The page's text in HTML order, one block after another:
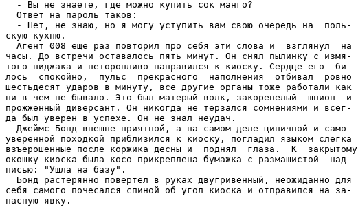
  - Вы не знаете, где можно купить сок манго?
  Ответ на пароль таков:
  - Нет, не знаю, но я могу уступить вам свою очередь на  поль-
скую кухню.
  Агент 008 еще раз повторил про себя эти слова и  взглянул  на
часы. До встречи оставалось пять минут. Он снял пылинку с измя-
того пиджака и неторопливо направился к киоску. Сердце его  би-
лось  спокойно,  пульс  прекрасного  наполнения  отбивал  ровно
шестьдесят ударов в минуту, все другие органы тоже работали как
ни в чем не бывало. Это был матерый волк, закоренелый  шпион  и
прожженный диверсант. Он никогда не терзался сомнениями и всег-
да был уверен в успехе. Он не знал неудач.
  Джеймс Бонд внешне приятной, а на самом деле циничной и само-
уверенной походкой приблизился к киоску, погладил языком слегка
взъерошенные после коржика десны и  поднял  глаза.  К  закрытому
окошку киоска была косо прикреплена бумажка с размашистой  над-
писью: "Ушла на базу".
  Бонд растерянно повертел в руках двугривенный, неожиданно для
себя самого почесался спиной об угол киоска и отправился на за-
пасную явку.